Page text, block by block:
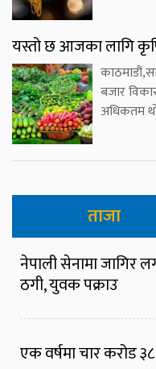
यस्तो छ आजका लागि
बजार
अधिकतम
ताजा
नेपाली सेनामा जागिर
ठगी, युवक पक्राउ
एक वर्षमा चार करोड